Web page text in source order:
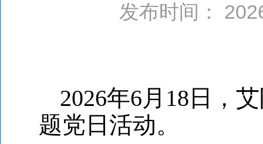
发布时间：
2026年6月18日，
题党日活动。